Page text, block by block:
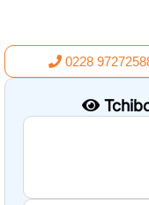
0228